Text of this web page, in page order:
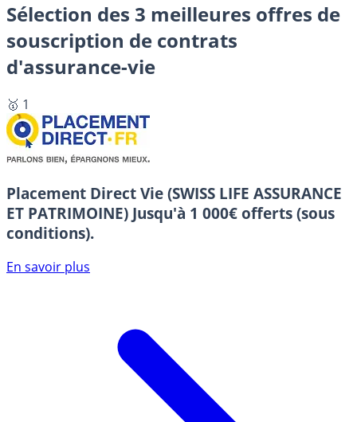
Sélection des 3 meilleures offres de
souscription de contrats
d'assurance-vie
🥇 1
Placement Direct Vie (SWISS LIFE ASSURANCE
ET PATRIMOINE) Jusqu'à 1 000€ offerts (sous
conditions).
En savoir plus